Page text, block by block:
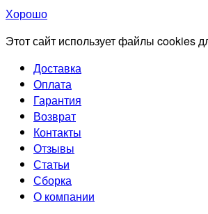
Хорошо
Этот сайт использует файлы cookies
Доставка
Оплата
Гарантия
Возврат
Контакты
Отзывы
Статьи
Сборка
О компании